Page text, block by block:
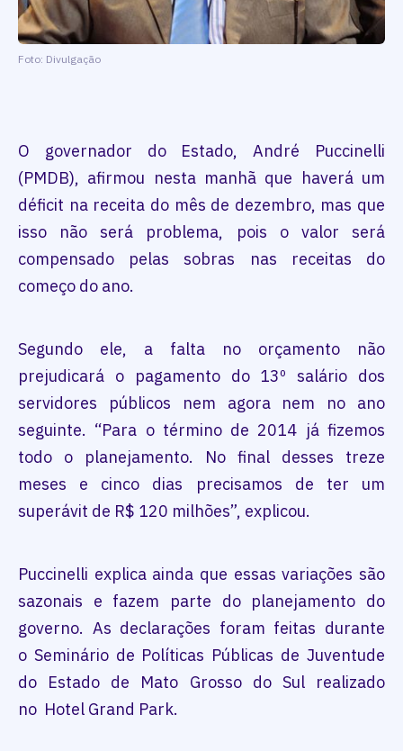
Foto: Divulgação
O governador do Estado, André Puccinelli
(PMDB), afirmou nesta manhã que haverá um
déficit na receita do mês de dezembro, mas que
isso não será problema, pois o valor será
compensado pelas sobras nas receitas do
começo do ano.
Segundo ele, a falta no orçamento não
prejudicará o pagamento do 13º salário dos
servidores públicos nem agora nem no ano
seguinte. “Para o término de 2014 já fizemos
todo o planejamento. No final desses treze
meses e cinco dias precisamos de ter um
superávit de R$ 120 milhões”, explicou.
Puccinelli explica ainda que essas variações são
sazonais e fazem parte do planejamento do
governo. As declarações foram feitas durante
o Seminário de Políticas Públicas de Juventude
do Estado de Mato Grosso do Sul realizado
no Hotel Grand Park.